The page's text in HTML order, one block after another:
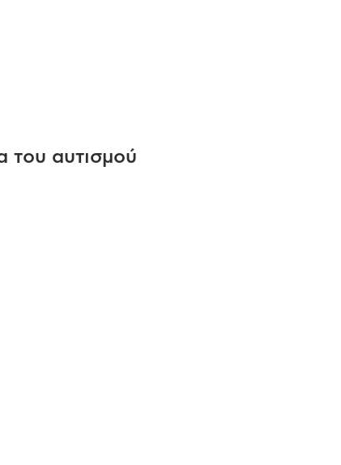
του αυτισμού